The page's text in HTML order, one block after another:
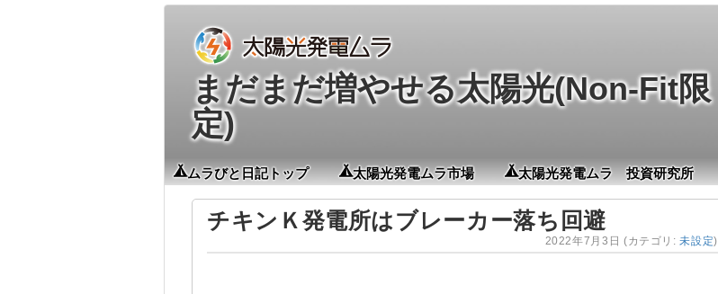
まだまだ増やせる太陽光(Non-Fit限
定)
ムラびと日記トップ 太陽光発電ムラ市場 太陽光発電ムラ 投資研究所
チキンＫ発電所はブレーカー落ち回避
2022年7月3日 (カテゴリ:未設定)